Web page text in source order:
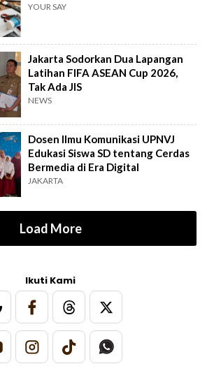
YOUR SAY
Jakarta Sodorkan Dua Lapangan
Latihan FIFA ASEAN Cup 2026,
Tak Ada JIS
NEWS
Dosen Ilmu Komunikasi UPNVJ
Edukasi Siswa SD tentang Cerdas
Bermedia di Era Digital
JAKARTA
Load More
Ikuti Kami